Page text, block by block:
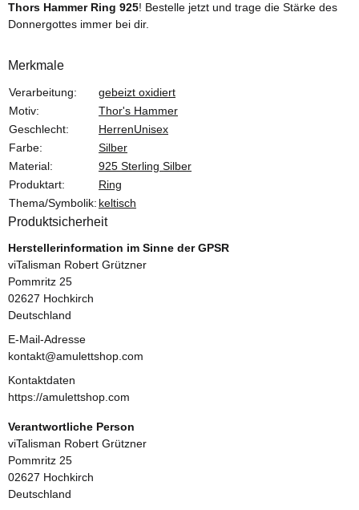
Thors Hammer Ring 925! Bestelle jetzt und trage die Stärke des
Donnergottes immer bei dir.
Merkmale
Produkteigenschaft
Wert
Verarbeitung:
gebeizt oxidiert
Motiv:
Thor's Hammer
Geschlecht:
HerrenUnisex
Farbe:
Silber
Material:
925 Sterling Silber
Produktart:
Ring
Thema/Symbolik: keltisch
Produktsicherheit
Herstellerinformation im Sinne der GPSR
viTalisman Robert Grützner
Pommritz 25
02627 Hochkirch
Deutschland
E-Mail-Adresse
kontakt@amulettshop.com
Kontaktdaten
https://amulettshop.com
Verantwortliche Person
viTalisman Robert Grützner
Pommritz 25
02627 Hochkirch
Deutschland